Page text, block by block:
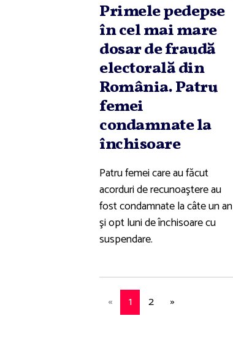
Primele pedepse
în cel mai mare
dosar de fraudă
electorală din
România. Patru
femei
condamnate la
închisoare
Patru femei care au făcut
acorduri de recunoaştere au
fost condamnate la câte un an
şi opt luni de închisoare cu
suspendare.
« 1 2 »